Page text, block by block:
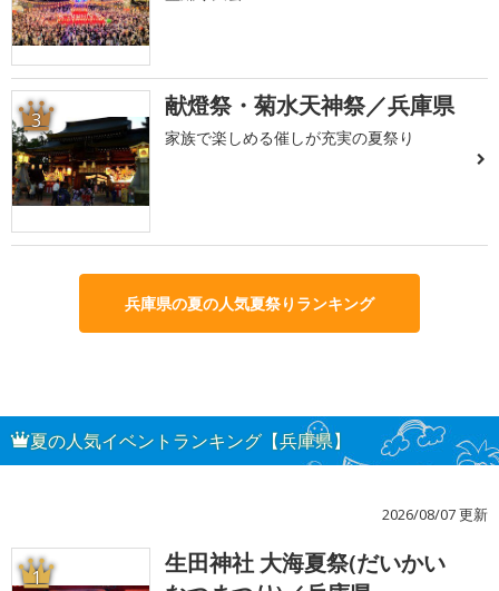
3 献燈祭・菊水天神祭／兵庫県
家族で楽しめる催しが充実の夏祭り
兵庫県の夏の人気夏祭りランキング
夏の人気イベントランキング【兵庫県】
2026/08/07 更新
1
生田神社 大海夏祭(だいかい